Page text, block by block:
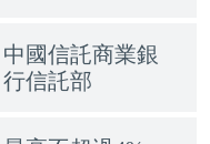
中國信託商業銀
行信託部